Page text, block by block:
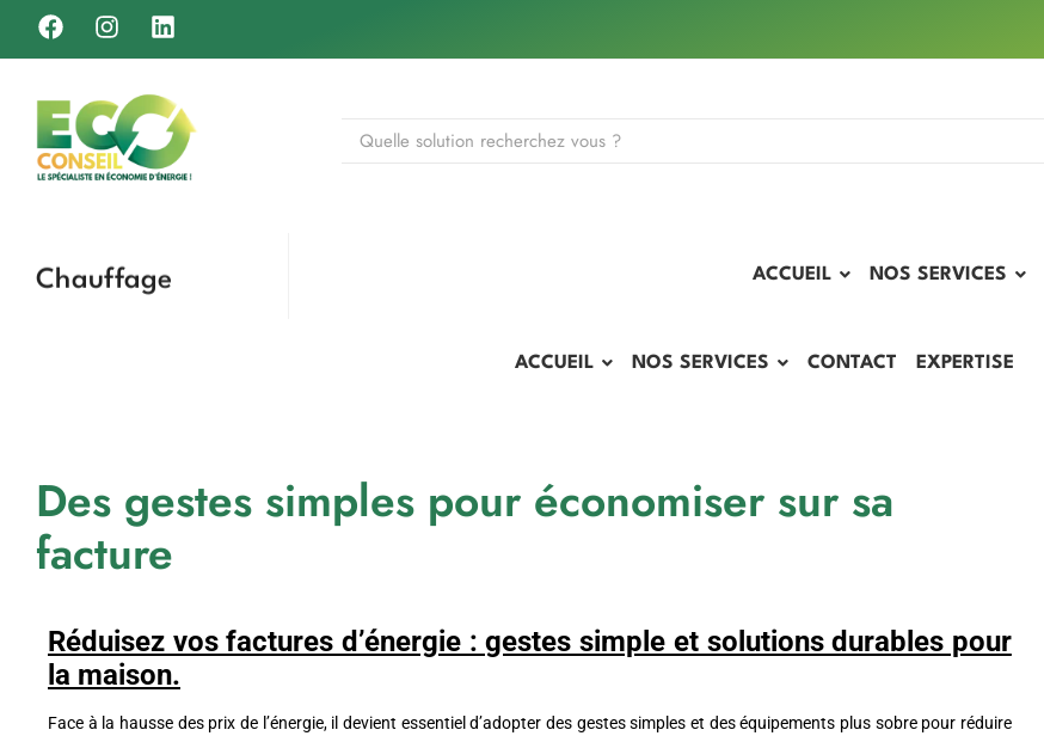
Chauffage ACCUEIL NOS SERVICES
ACCUEIL NOS SERVICES CONTACT EXPERTISE
Des gestes simples pour économiser sur sa
facture
Réduisez vos factures d’énergie : gestes simple et solutions durables pour
la maison.
Face à la hausse des prix de l’énergie, il devient essentiel d’adopter des gestes simples et des équipements plus sobre pour réduire